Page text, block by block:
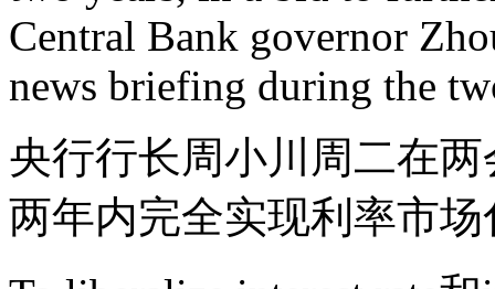
Central Bank governor
news briefing during the
央行行长周小川周二在
两年内完全实现利率市